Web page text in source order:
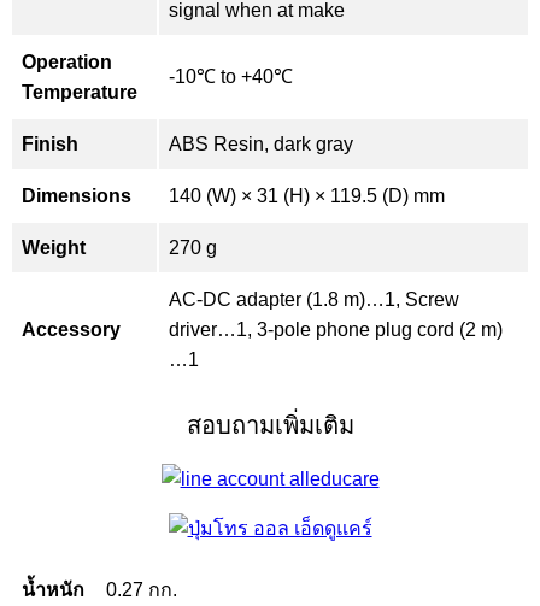
signal when at make
Operation
Temperature
-10℃ to +40℃
Finish ABS Resin, dark gray
Dimensions 140 (W) × 31 (H) × 119.5 (D) mm
Weight 270 g
Accessory
AC-DC adapter (1.8 m)…1, Screw
driver…1, 3-pole phone plug cord (2 m)
…1
สอบถามเพิ่มเติม
น้ำหนัก 0.27 กก.